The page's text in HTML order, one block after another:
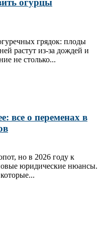
огурцы
грядок: плоды
растут из‑за дождей и
не столько...
все о переменах в
но в 2026 году к
юридические нюансы.